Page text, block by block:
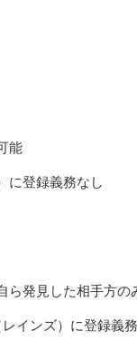
能
に登録義務なし
ら発見した相手方の
インズ）に登録義務